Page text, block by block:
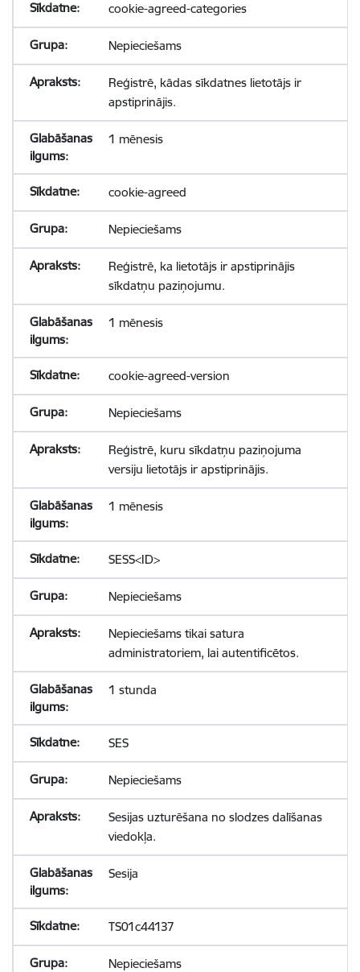
cookie-agreed-categories
Nepieciešams
Reģistrē, kādas sīkdatnes lietotājs ir
apstiprinājis.
1 mēnesis
cookie-agreed
Nepieciešams
Reģistrē, ka lietotājs ir apstiprinājis
sīkdatņu paziņojumu.
1 mēnesis
cookie-agreed-version
Nepieciešams
Reģistrē, kuru sīkdatņu paziņojuma
versiju lietotājs ir apstiprinājis.
1 mēnesis
SESS<ID>
Nepieciešams
Nepieciešams tikai satura
administratoriem, lai autentificētos.
1 stunda
SES
Nepieciešams
Sesijas uzturēšana no slodzes dalīšanas
viedokļa.
Sesija
TS01c44137
Nepieciešams